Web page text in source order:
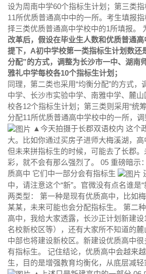
设为周南中学60个指标生计划；第三类
11所优质普通高中中的一所。考生填报
择三类优质普通高中学校中的1所填报。
改革后，假设在毕业生人数和优质普通
提下，A初中学校第一类指标生计划数还
分配”的方式，调整为长沙市一中、湖南
雅礼中学每校各10个指标生计划；
同理，第二类也采用“均衡分配”的方式，
中学、长沙市实验中学、南雅中学、麓
校各12个指标生计划；第三类则采用“统
分配11所优质普通高中学校中的一所，调
▲今天拍摄于长郡双语校内 这个
大。比如你通过买房子进师大梅溪湖，高
但未来拼指标生的时候，可能去了长郡
彩，就不会有那么强烈了。 05 重磅暗示
质高中 它们中一部分会有指标生
中，请注意这个“新”。官微没有点名谁是
两类型： 第一种是现有优质高中，比如
某某，未来可能也会分配指标生。 第二
高中，我给大家透露，长沙正计划新建
名校新校区等），还有大家所不知道的
中部也将建设新校区。新建设优质高中
有指标生。 记住结论，优质高中会越来
生，目的是增强教育均衡化，从底层减轻